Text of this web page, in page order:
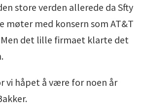
store verden allerede da Sfty
møter med konsern som AT&T
Men det lille firmaet klarte det
vi håpet å være for noen år